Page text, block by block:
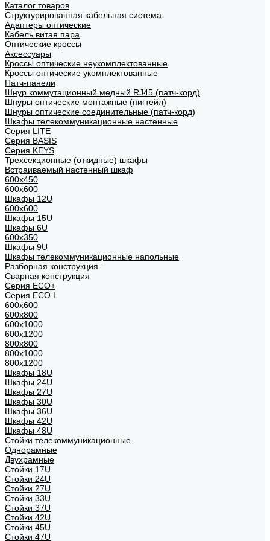
Каталог товаров
Структурированная кабельная система
Адаптеры оптические
Кабель витая пара
Оптические кроссы
Аксессуары
Кроссы оптические неукомплектованные
Кроссы оптические укомплектованные
Патч-панели
Шнур коммутационный медный RJ45 (патч-корд)
Шнуры оптические монтажные (пигтейл)
Шнуры оптические соединительные (патч-корд)
Шкафы телекоммуникационные настенные
Cерия LITE
Cерия BASIS
Cерия KEYS
Трехсекционные (откидные) шкафы
Встраиваемый настенный шкаф
600x450
600x600
Шкафы 12U
600x600
Шкафы 15U
Шкафы 6U
600x350
Шкафы 9U
Шкафы телекоммуникационные напольные
Разборная конструкция
Сварная конструкция
Серия ECO+
Серия ECO L
600x600
600x800
600х1000
600х1200
800x800
800х1000
800х1200
Шкафы 18U
Шкафы 24U
Шкафы 27U
Шкафы 30U
Шкафы 36U
Шкафы 42U
Шкафы 48U
Стойки телекоммуникационные
Однорамные
Двухрамные
Стойки 17U
Стойки 24U
Стойки 27U
Стойки 33U
Стойки 37U
Стойки 42U
Стойки 45U
Стойки 47U